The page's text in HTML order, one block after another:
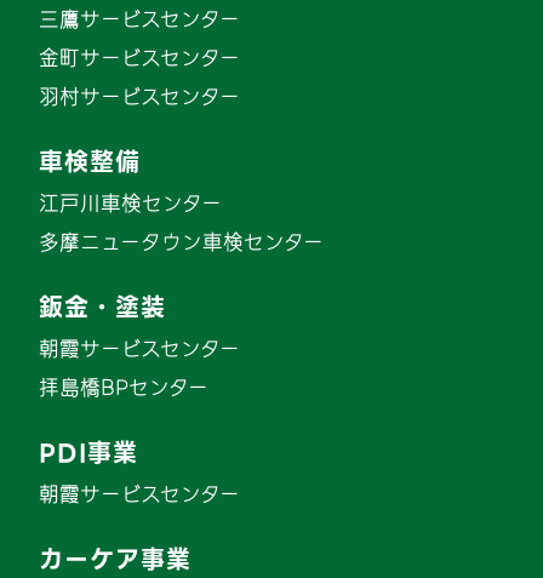
三鷹サービスセンター
金町サービスセンター
羽村サービスセンター
車検整備
江戸川車検センター
多摩ニュータウン車検センター
鈑金・塗装
朝霞サービスセンター
拝島橋BPセンター
PDI事業
朝霞サービスセンター
カーケア事業